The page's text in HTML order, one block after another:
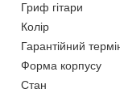
Гриф гітари
Колір
Гарантійний
Форма корпусу
Стан